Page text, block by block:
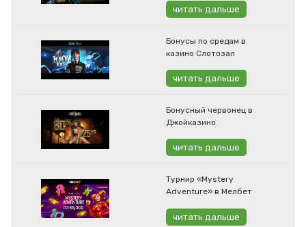
читать дальше
Бонусы по средам в
казино Слотозал
читать дальше
Бонусный червонец в
Джойказино
читать дальше
Турнир «Mystery
Adventure» в Мелбет
читать дальше